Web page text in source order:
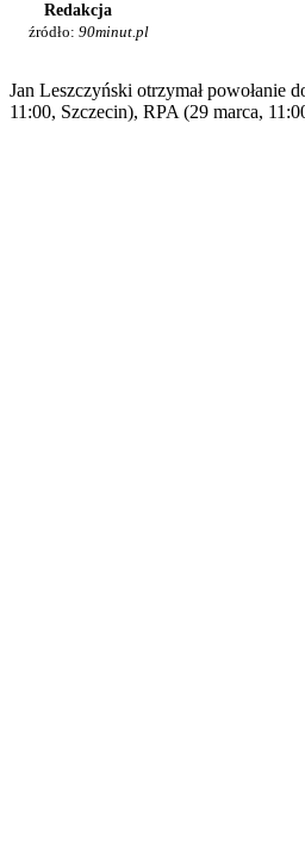
Redakcja
źródło: 90minut.pl
Jan Leszczyński otrzymał powołanie
11:00, Szczecin), RPA (29 marca,